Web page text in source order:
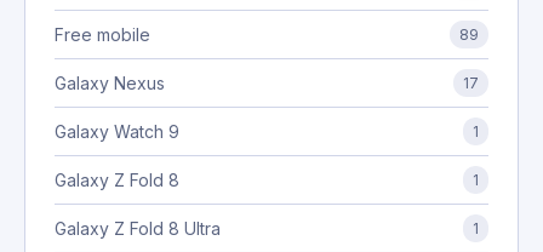
Free mobile 89
Galaxy Nexus 17
Galaxy Watch 9 1
Galaxy Z Fold 8 1
Galaxy Z Fold 8 Ultra 1